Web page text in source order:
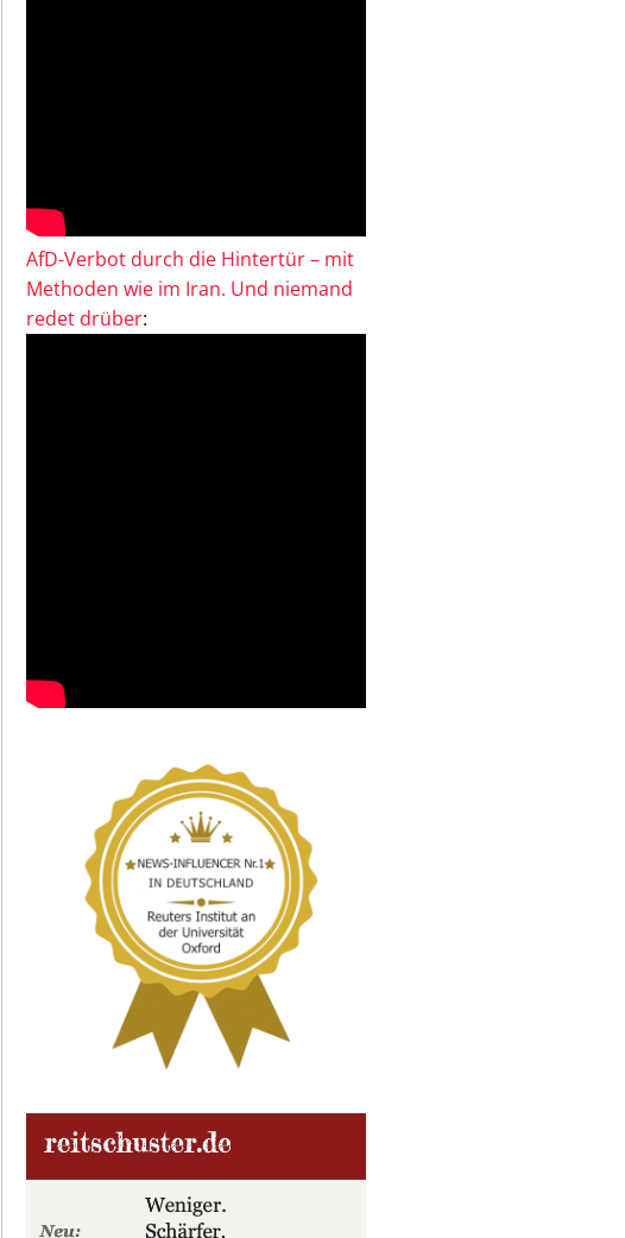
AfD-Verbot durch die Hintertür – mit
Methoden wie im Iran. Und niemand
redet drüber: